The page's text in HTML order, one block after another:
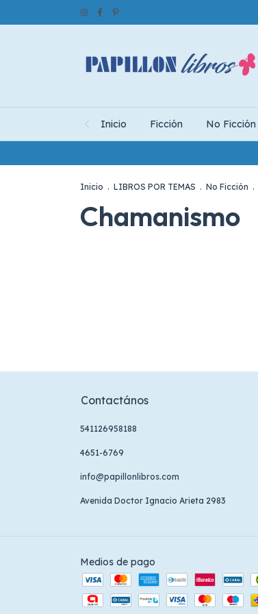
Inicio Ficción No Ficción
Inicio . LIBROS POR TEMAS . No Ficción .
Chamanismo
Contactános
541126958188
4651-6769
info@papillonlibros.com
Avenida Doctor Ignacio Arieta 2983
Medios de pago